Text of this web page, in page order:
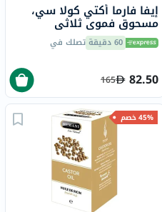
إيفا فارما أكتي كولا سي،
مسحوق فموي ثلاثي
المفعول لدعم المفاصل، حزمه
من 30 60 دقيقة تصلك في
82.50
165
45% خصم